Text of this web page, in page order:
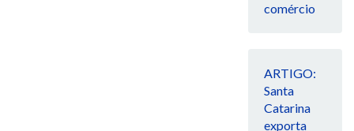
comércio
ARTIGO:
Santa
Catarina
exporta